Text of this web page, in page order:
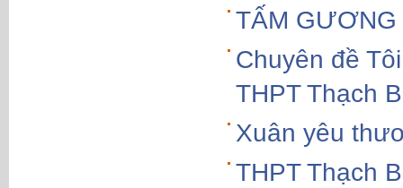
TẤM GƯƠNG
Chuyên đề
THPT Thạch
Xuân yêu
THPT Thạch